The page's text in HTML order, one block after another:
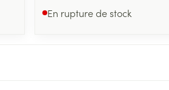
En rupture de stock